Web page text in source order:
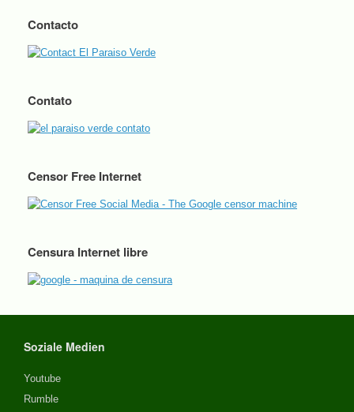
Contacto
Contato
Censor Free Internet
Censura Internet libre
Soziale Medien
Youtube
Rumble